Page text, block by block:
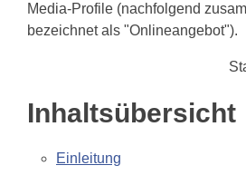
Media-Profile (nachfolgend
bezeichnet als "Onlineangebot").
Inhaltsübersicht
Einleitung